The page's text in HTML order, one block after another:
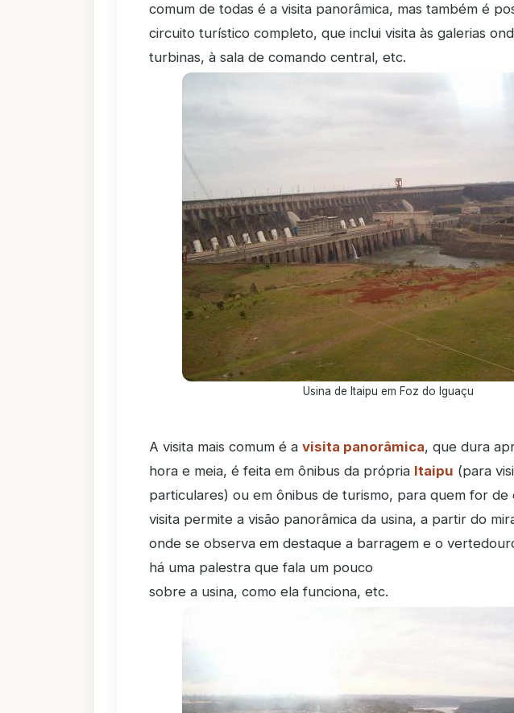
comum de todas é a visita panorâmica, mas também é
circuito turístico completo, que inclui visita às galerias
turbinas, à sala de comando central, etc.
Usina de Itaipu em Foz do Iguaçu
A visita mais comum é a visita panorâmica, que dura
hora e meia, é feita em ônibus da própria Itaipu (para
particulares) ou em ônibus de turismo, para quem for de
visita permite a visão panorâmica da usina, a partir do
onde se observa em destaque a barragem e o
há uma palestra que fala um pouco
sobre a usina, como ela funciona, etc.